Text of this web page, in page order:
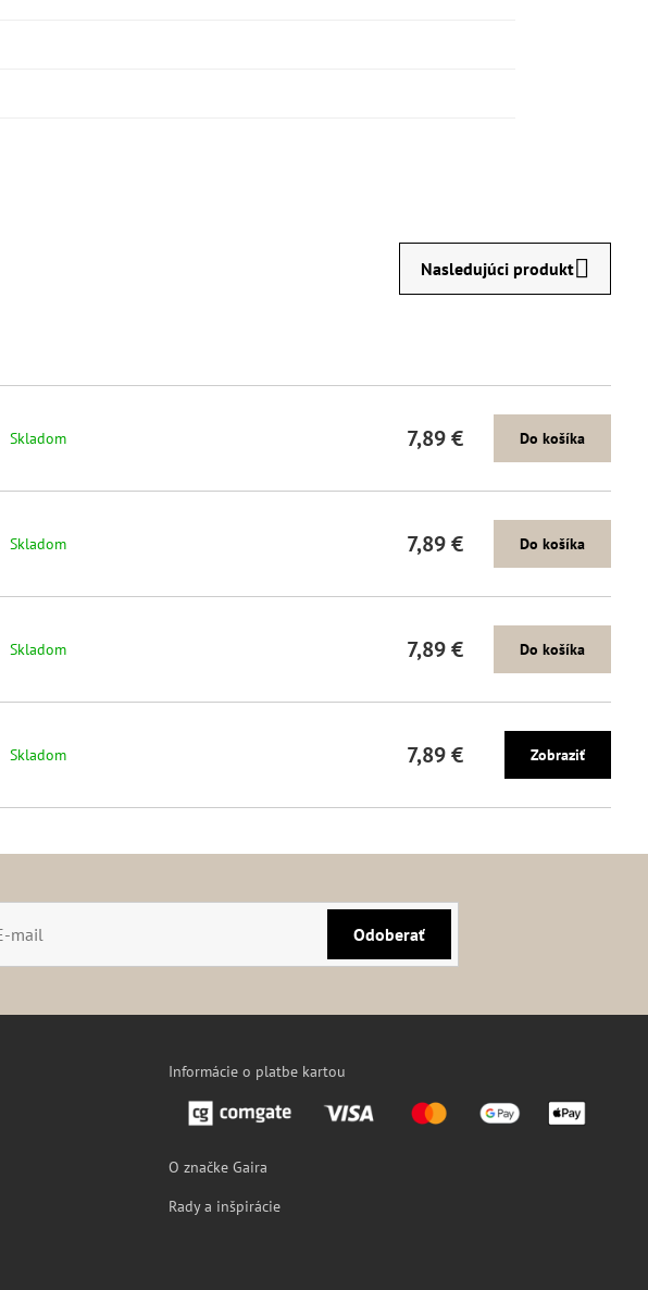
Nasledujúci produkt
Skladom 7,89 € Do košíka
Skladom 7,89 € Do košíka
Skladom 7,89 € Do košíka
Skladom 7,89 € Zobraziť
Odoberať
Informácie o platbe kartou
O značke Gaira
Rady a inšpirácie